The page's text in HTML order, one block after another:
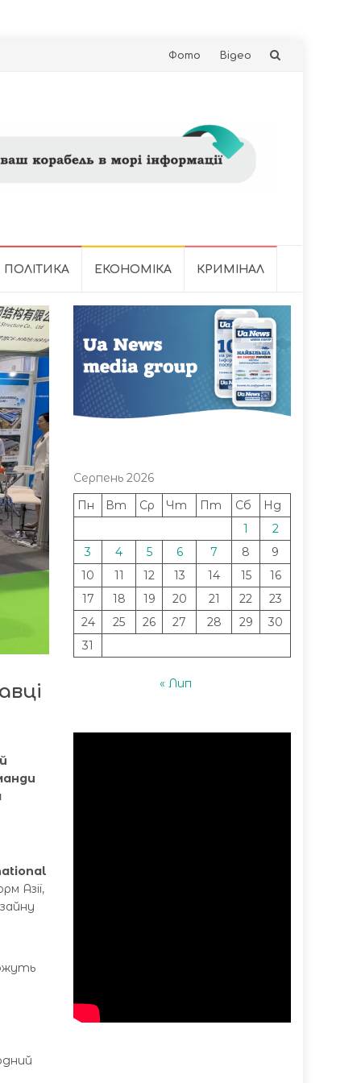
Skip
Фото Відео
ПОЛІТИКА ЕКОНОМІКА КРИМІНАЛ
Азії,
Серпень 2026
Пн
Вт Ср Чт Пт Сб
Нд
1
2
3
4 5 6 7 8
9
10
11 12 13 14 15
16
17
18 19 20 21 22
23
24
25 26 27 28 29
30
31
« Лип